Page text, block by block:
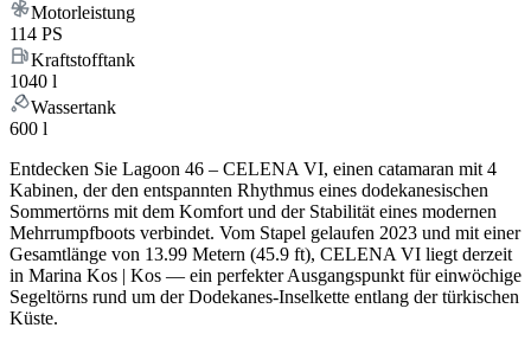
Motorleistung
114 PS
Kraftstofftank
1040 l
Wassertank
600 l
Entdecken Sie Lagoon 46 – CELENA VI, einen catamaran mit 4
Kabinen, der den entspannten Rhythmus eines dodekanesischen
Sommertörns mit dem Komfort und der Stabilität eines modernen
Mehrrumpfboots verbindet. Vom Stapel gelaufen 2023 und mit einer
Gesamtlänge von 13.99 Metern (45.9 ft), CELENA VI liegt derzeit
in Marina Kos | Kos — ein perfekter Ausgangspunkt für einwöchige
Segeltörns rund um der Dodekanes-Inselkette entlang der türkischen
Küste.